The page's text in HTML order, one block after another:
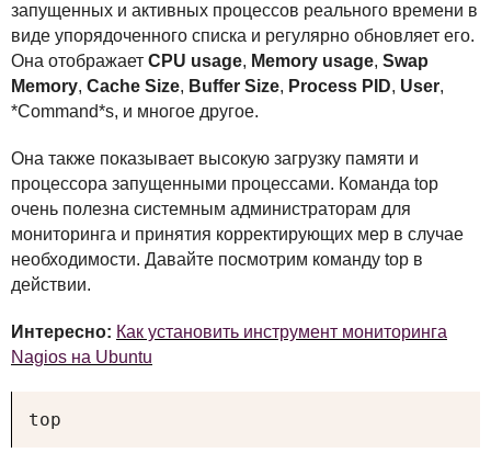
запущенных и активных процессов реального времени в
виде упорядоченного списка и регулярно обновляет его.
Она отображает CPU usage, Memory usage, Swap
Memory, Cache Size, Buffer Size, Process PID, User,
*Command*s, и многое другое.
Она также показывает высокую загрузку памяти и
процессора запущенными процессами. Команда top
очень полезна системным администраторам для
мониторинга и принятия корректирующих мер в случае
необходимости. Давайте посмотрим команду top в
действии.
Интересно: Как установить инструмент мониторинга
Nagios на Ubuntu
top